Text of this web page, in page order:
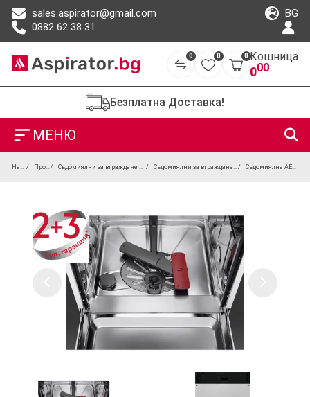
sales.aspirator@gmail.com
0882 62 38 31
BG
Безплатна Доставка!
0 0 0 Кошница
000
МЕНЮ
Начало Продукти Съдомиялни за вграждане и свободностоящи Съдомиялни за вграждане за модерна кухня Съдомиялна AEG FSK75778P